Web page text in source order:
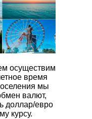
осуществим
время
мы
валют,
доллар/евро
курсу.